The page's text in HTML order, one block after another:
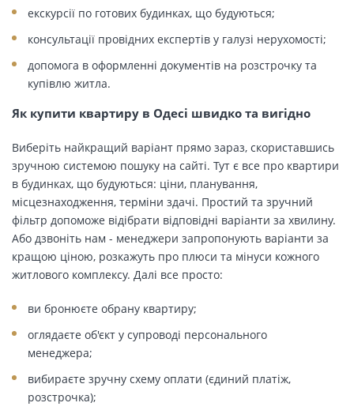
екскурсії по готових будинках, що будуються;
консультації провідних експертів у галузі нерухомості;
допомога в оформленні документів на розстрочку та
купівлю житла.
Як купити квартиру в Одесі швидко та вигідно
Виберіть найкращий варіант прямо зараз, скориставшись
зручною системою пошуку на сайті. Тут є все про квартири
в будинках, що будуються: ціни, планування,
місцезнаходження, терміни здачі. Простий та зручний
фільтр допоможе відібрати відповідні варіанти за хвилину.
Або дзвоніть нам - менеджери запропонують варіанти за
кращою ціною, розкажуть про плюси та мінуси кожного
житлового комплексу. Далі все просто:
ви бронюєте обрану квартиру;
оглядаєте об'єкт у супроводі персонального
менеджера;
вибираєте зручну схему оплати (єдиний платіж,
розстрочка);